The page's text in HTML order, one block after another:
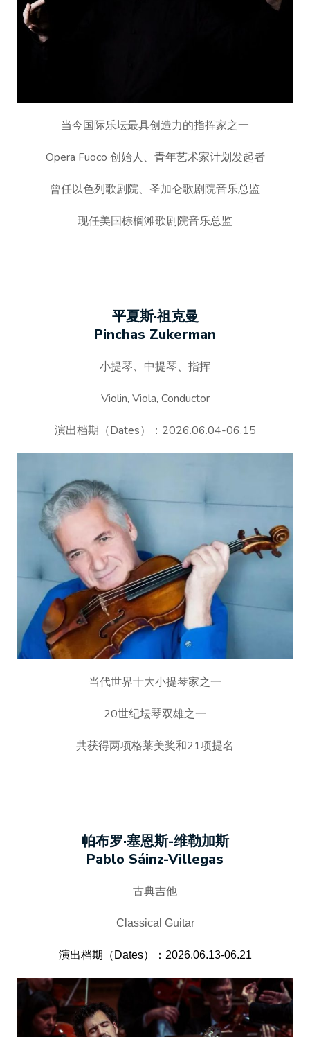
当今国际乐坛最具创造力的指挥家之一
Opera Fuoco 创始人、青年艺术家计划发起者
曾任以色列歌剧院、圣加仑歌剧院音乐总监
现任美国棕榈滩歌剧院音乐总监
平夏斯·祖克曼
Pinchas Zukerman
小提琴、中提琴、指挥
Violin, Viola, Conductor
演出档期（Dates）：2026.06.04-06.15
当代世界十大小提琴家之一
20世纪坛琴双雄之一
共获得两项格莱美奖和21项提名
帕布罗·塞恩斯-维勒加斯
Pablo Sáinz-Villegas
古典吉他
Classical Guitar
演出档期（Dates）：2026.06.13-06.21